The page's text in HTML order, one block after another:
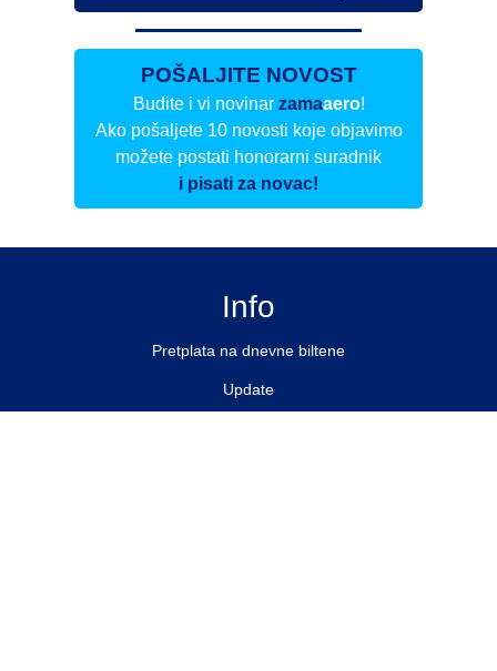
POŠALJITE NOVOST
Budite i vi novinar zamaaero!
Ako pošaljete 10 novosti koje objavimo
možete postati honorarni suradnik
i pisati za novac!
Info
Pretplata na dnevne biltene
Update